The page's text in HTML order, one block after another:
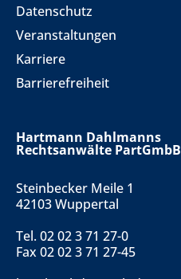
Datenschutz
Veranstaltungen
Karriere
Barrierefreiheit
Hartmann Dahlmanns
Rechtsanwälte PartGmbB
Steinbecker Meile 1
42103 Wuppertal
Tel.02 02 3 71 27-0
Fax 02 02 3 71 27-45